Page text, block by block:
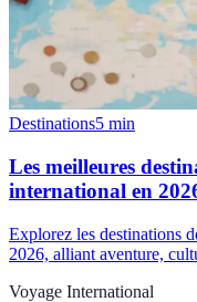
Destinations5 min
Les meilleures
international en
Explorez les destinations
2026, alliant aventure,
Voyage International